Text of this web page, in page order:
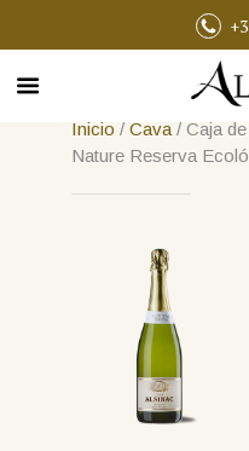
Inicio / Cava / Caja
Nature Reserva